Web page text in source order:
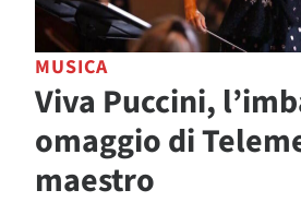
MUSICA
Viva Puccini,
omaggio di
maestro